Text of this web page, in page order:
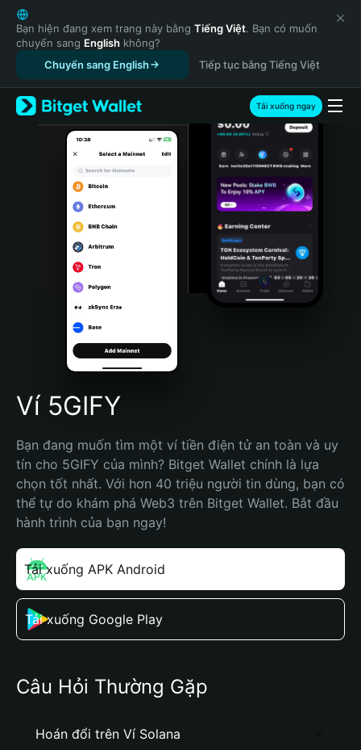
English
日本語
Tiếng Việt
Русский
Español (Latinoamérica)
Türkçe
Italiano
Português (Portugal)
Bahasa Indonesia
Português (Brasil)
Español (Argentina)
Bạn hiện đang xem trang này bằng Tiếng Việt. Bạn có muốn
chuyển sang English không?
Chuyển sang English
Tiếp tục bằng Tiếng Việt
Tải xuống ngay
Ví 5GIFY
Bạn đang muốn tìm một ví tiền điện tử an toàn và uy
tín cho 5GIFY của mình? Bitget Wallet chính là lựa
chọn tốt nhất. Với hơn 40 triệu người tin dùng, bạn có
thể tự do khám phá Web3 trên Bitget Wallet. Bắt đầu
hành trình của bạn ngay!
Tải xuống APK Android
Tải xuống Google Play
Câu Hỏi Thường Gặp
Hoán đổi trên Ví Solana